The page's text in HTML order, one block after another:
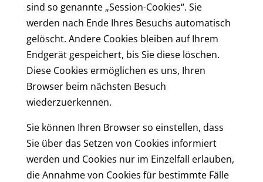
sind so genannte „Session-Cookies“. Sie
werden nach Ende Ihres Besuchs automatisch
gelöscht. Andere Cookies bleiben auf Ihrem
Endgerät gespeichert, bis Sie diese löschen.
Diese Cookies ermöglichen es uns, Ihren
Browser beim nächsten Besuch
wiederzuerkennen.
Sie können Ihren Browser so einstellen, dass
Sie über das Setzen von Cookies informiert
werden und Cookies nur im Einzelfall erlauben,
die Annahme von Cookies für bestimmte Fälle